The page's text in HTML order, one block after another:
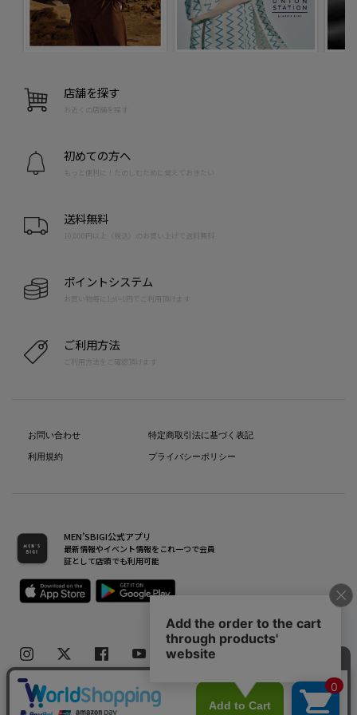
店舗を探す
お近くの店舗を探す
初めての方へ
もっと便利に！たのしむために覚えておきたい
送料無料
10,000円以上（税込）のお買い上げで送料無料
ポイントシステム
お買い物毎に1pt=1円でご利用頂けます
ご利用方法
ご利用方法をご確認頂けます
お問い合わせ
利用規約
特定商取引法に基づく表記
プライバシーポリシー
MEN’SBIGI公式アプリ
最新情報やイベント情報をこれ一つで会員
証として店頭でも利用可能
Copyright(C) Bigi Co.,Ltd.All Rights Reserved.